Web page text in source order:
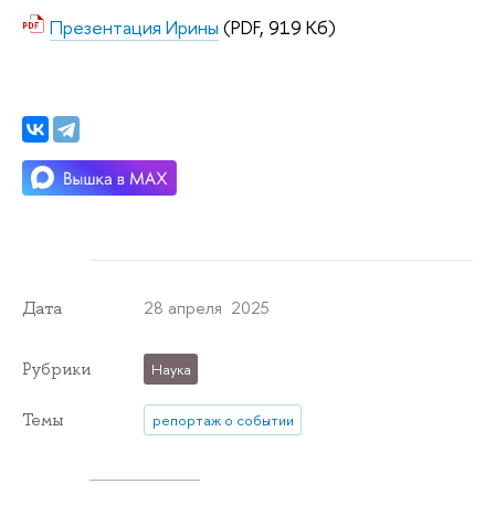
Презентация Ирины (PDF, 919 Кб)
Дата 28 апреля 2025
Рубрики Наука
Темы репортаж о событии